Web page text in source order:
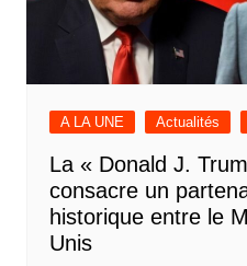
A LA UNE Actualités
La « Donald J.
consacre un
historique entre le
Unis